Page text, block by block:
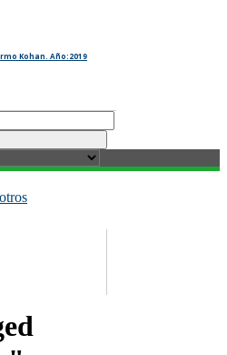
Kohan. Año:2019